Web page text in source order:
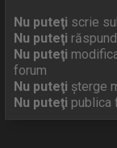
Nu puteţi scrie
Nu puteţi
Nu puteţi
forum
Nu puteţi şterge
Nu puteţi publica